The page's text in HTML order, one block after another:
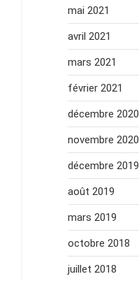
mai 2021
avril 2021
mars 2021
février 2021
décembre 2020
novembre 2020
décembre 2019
août 2019
mars 2019
octobre 2018
juillet 2018